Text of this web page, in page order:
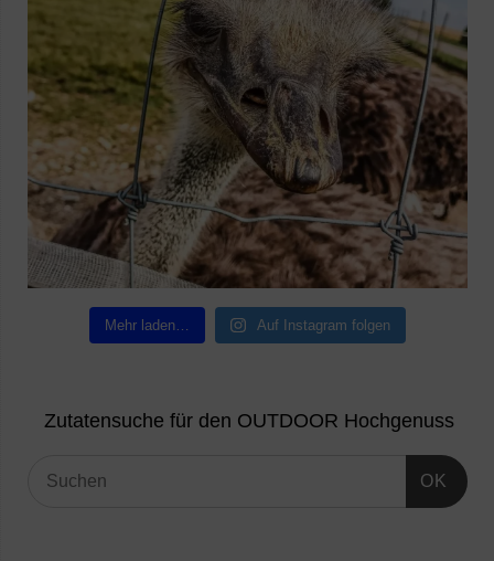
Mehr laden… Auf Instagram folgen
Zutatensuche für den OUTDOOR Hochgenuss
OK